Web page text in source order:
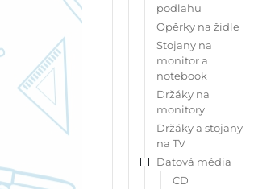
podlahu
Opěrky na židle
Stojany na
monitor a
notebook
Držáky na
monitory
Držáky a stojany
na TV
Datová média
CD